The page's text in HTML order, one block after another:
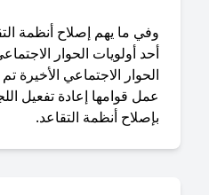
ما يهم إصلاح أنظمة التقاعد، أبرز
أولويات الحوار الاجتماعي، مؤكدا
الاجتماعي الأخيرة تم الاتفاق
قوامها إعادة تفعيل اللجنة
أنظمة التقاعد.